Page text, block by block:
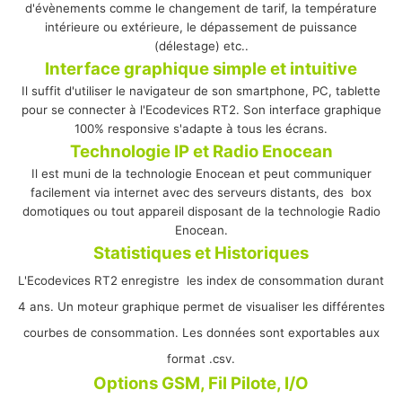
d'évènements comme le changement de tarif, la température
intérieure ou extérieure, le dépassement de puissance
(délestage) etc..
Interface graphique simple et intuitive
Il suffit d'utiliser le navigateur de son smartphone, PC, tablette
pour se connecter à l'Ecodevices RT2. Son interface graphique
100% responsive s'adapte à tous les écrans.
Technologie IP et Radio Enocean
Il est muni de la technologie Enocean et peut communiquer
facilement via internet avec des serveurs distants, des box
domotiques ou tout appareil disposant de la technologie Radio
Enocean.
Statistiques et Historiques
L'Ecodevices RT2 enregistre les index de consommation durant
4 ans. Un moteur graphique permet de visualiser les différentes
courbes de consommation. Les données sont exportables aux
format .csv.
Options GSM, Fil Pilote, I/O